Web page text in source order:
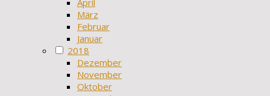
April
März
Februar
Januar
2018
Dezember
November
Oktober